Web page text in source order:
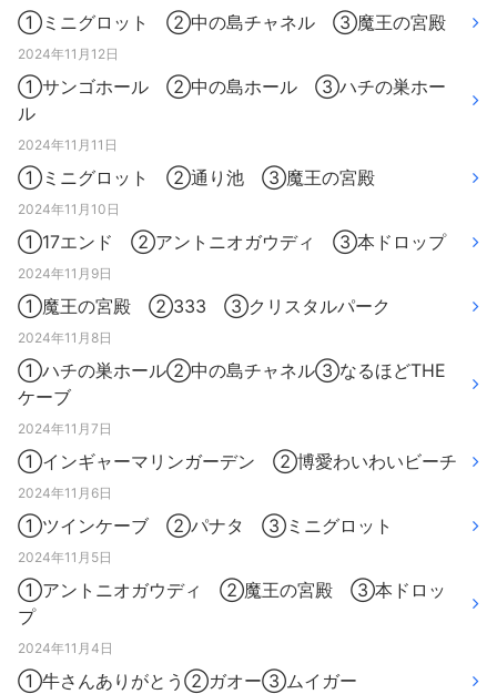
①ミニグロット ②中の島チャネル ③魔王の宮殿
2024年11月12日
①サンゴホール ②中の島ホール ③ハチの巣ホー
ル
2024年11月11日
①ミニグロット ②通り池 ③魔王の宮殿
2024年11月10日
①17エンド ②アントニオガウディ ③本ドロップ
2024年11月9日
①魔王の宮殿 ②333 ③クリスタルパーク
2024年11月8日
①ハチの巣ホール②中の島チャネル③なるほどTHE
ケーブ
2024年11月7日
①インギャーマリンガーデン ②博愛わいわいビーチ
2024年11月6日
①ツインケーブ ②パナタ ③ミニグロット
2024年11月5日
①アントニオガウディ ②魔王の宮殿 ③本ドロッ
プ
2024年11月4日
①牛さんありがとう②ガオー③ムイガー